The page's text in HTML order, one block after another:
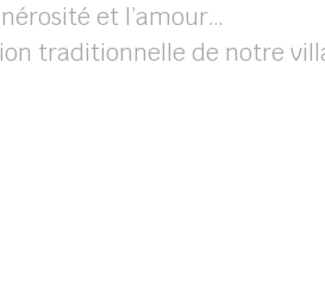
et l’amour…
traditionnelle de notre